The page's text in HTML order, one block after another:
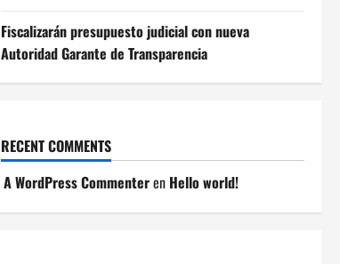
Fiscalizarán presupuesto judicial con nueva
Autoridad Garante de Transparencia
RECENT COMMENTS
A WordPress Commenteren Hello world!